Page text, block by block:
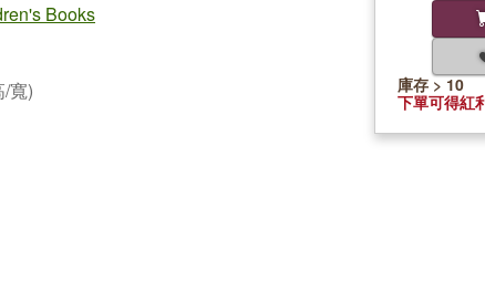
Books
寬)
庫存 > 10
下單可得紅